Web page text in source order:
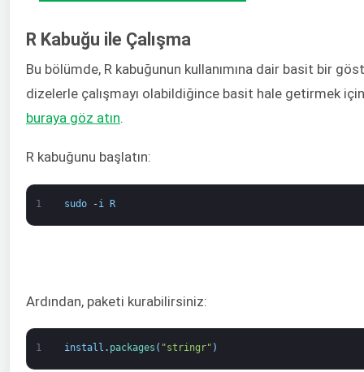
R Kabuğu ile Çalışma
Bu bölümde, R kabuğunun kullanımına dair basit bir
dizelerle çalışmayı olabildiğince basit hale getirmek
buraya göz atın
R kabuğunu başlatın:
1 sudo -i R
Ardından, paketi kurabilirsiniz:
1 install . packages ( "stringr" )